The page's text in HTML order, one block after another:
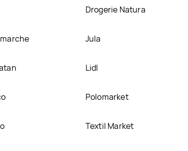
Drogerie Natura
Jula
Lidl
Polomarket
Textil Market